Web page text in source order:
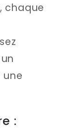
, chaque
: